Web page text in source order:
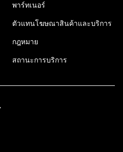
พาร์ทเนอร์
ตัวแทนโฆษณาสินค้าและบริการ
กฎหมาย
สถานะการบริการ